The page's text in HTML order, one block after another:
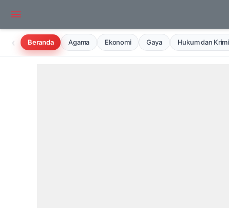
‹ Beranda Agama Ekonomi Gaya Hukum dan